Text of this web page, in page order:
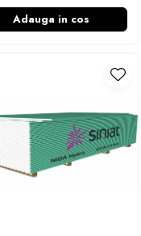
Adauga in cos